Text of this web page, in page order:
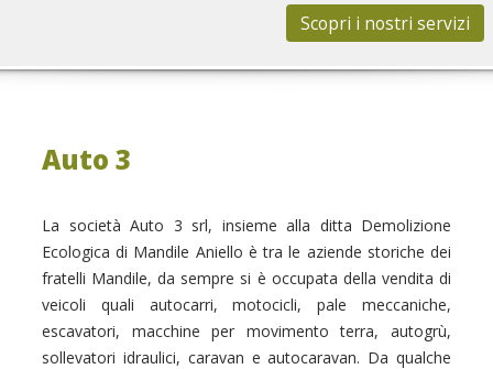
Scopri i nostri servizi
Auto 3
La società Auto 3 srl, insieme alla ditta Demolizione
Ecologica di Mandile Aniello è tra le aziende storiche dei
fratelli Mandile, da sempre si è occupata della vendita di
veicoli quali autocarri, motocicli, pale meccaniche,
escavatori, macchine per movimento terra, autogrù,
sollevatori idraulici, caravan e autocaravan. Da qualche